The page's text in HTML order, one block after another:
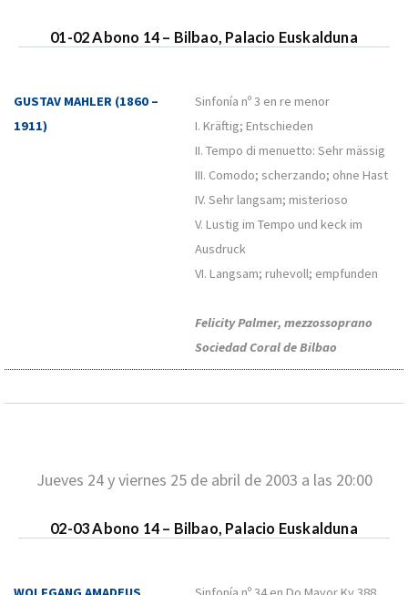
01-02 Abono 14 – Bilbao, Palacio Euskalduna
GUSTAV MAHLER (1860 –
1911)
Sinfonía nº 3 en re menor
I. Kräftig; Entschieden
II. Tempo di menuetto: Sehr mässig
III. Comodo; scherzando; ohne Hast
IV. Sehr langsam; misterioso
V. Lustig im Tempo und keck im
Ausdruck
VI. Langsam; ruhevoll; empfunden
Felicity Palmer, mezzossoprano
Sociedad Coral de Bilbao
Jueves 24 y viernes 25 de abril de 2003 a las 20:00
02-03 Abono 14 – Bilbao, Palacio Euskalduna